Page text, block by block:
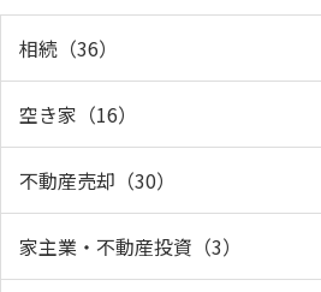
相続（36）
空き家（16）
不動産売却（30）
家主業・不動産投資（3）